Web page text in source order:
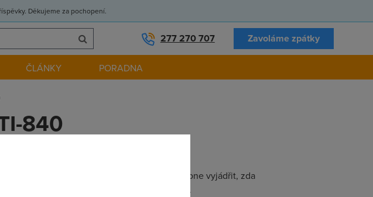
Děkujeme za pochopení.
277 270 707 Zavoláme zpátky
ČLÁNKY PORADNA
840
840. Muže se někdo kdo ho používá s Bluetone vyjádřit, zda
síti umět Annex/B a PPPoE a to on umí.